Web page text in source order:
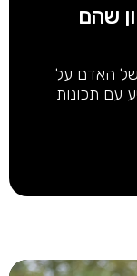
שהם
האדם על
תכונות